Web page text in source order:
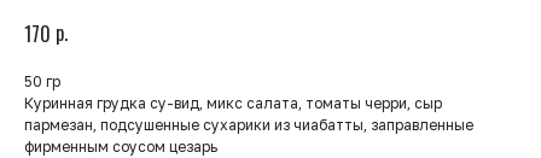
170 р.
50 гр
Куринная грудка су-вид, микс салата, томаты черри, сыр
пармезан, подсушенные сухарики из чиабатты, заправленные
фирменным соусом цезарь